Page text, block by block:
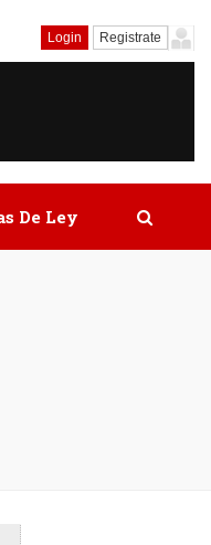
Login Registrate
De Ley